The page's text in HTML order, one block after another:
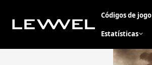
Códigos de jogo
Estatísticas